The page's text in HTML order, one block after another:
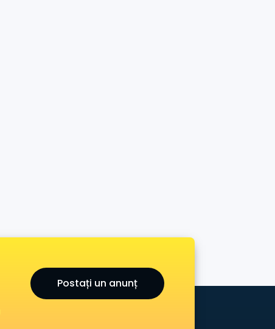
Postați un anunț